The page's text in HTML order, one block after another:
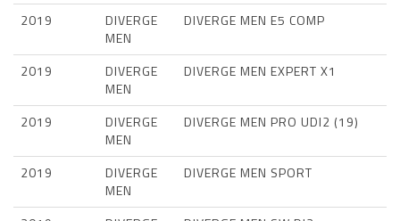
2019
DIVERGE
MEN
DIVERGE MEN E5 COMP
2019
DIVERGE
MEN
DIVERGE MEN EXPERT X1
2019
DIVERGE
MEN
DIVERGE MEN PRO UDI2 (19)
2019
DIVERGE
MEN
DIVERGE MEN SPORT